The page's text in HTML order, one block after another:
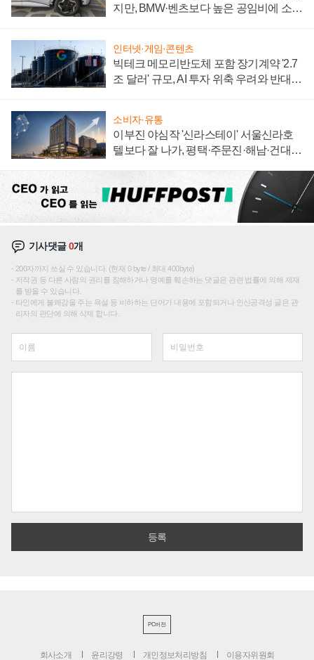
지만, BMW·벤츠보다 높은 공임비에 소비
인터넷·게임·콘텐츠
빅테크 메모리반도체 포함 장기계약 '2.7
조 달러' 규모, AI 투자 위축 우려와 반대
소비자·유통
이부진 야심작 '신라스테이' 서울신라호
텔보다 잘 나가, 평택·주문진·해남·건대로
기사댓글0개
200자까지 쓰실 수 있습니다. (현재 0 byte / 최대 400byte)
저작권 등 다른 사람의 권리를 침해하거나 명예를 훼손하는 댓글은 관련 법률에 의해 제재
를 받을 수 있습니다.
타인에게 불쾌감을 주는 욕설 등 비하하는 단어가 내용에 포함되거나 인신공격성 글은 관
리자의 판단에 의해 삭제 합니다.
PC버전
회사소개 윤리강령 개인정보처리방침 이용자위원회